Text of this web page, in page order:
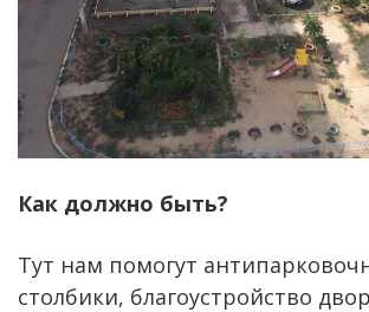
Как должно быть?
Тут нам помогут
столбики, благоустройство